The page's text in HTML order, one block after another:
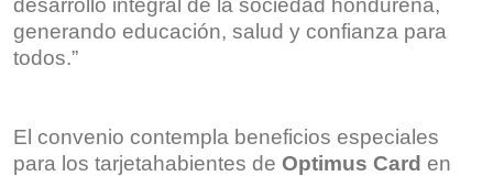
generando educación, salud y confianza para
todos.”
El convenio contempla beneficios especiales
para los tarjetahabientes de Optimus Card en